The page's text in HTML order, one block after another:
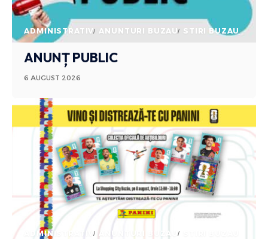
ADMINISTRATIV ANUNTURI BUZAU STIRI BUZAU
ANUNȚ PUBLIC
6 AUGUST 2026
ADMINISTRATIV ANUNTURI BUZAU